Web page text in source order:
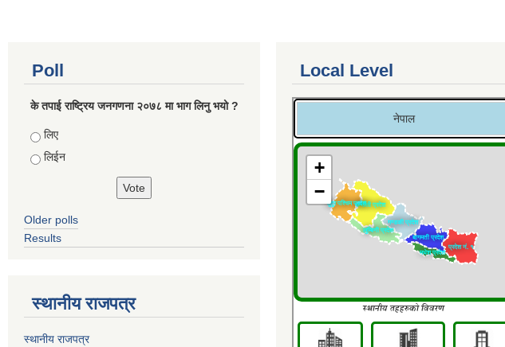
Poll
के तपाई राष्ट्रिय जनगणना २०७८ मा भाग लिनु भयो ?
Choices
लिए
लिईन
Older polls
Results
स्थानीय राजपत्र
स्थानीय राजपत्र
Local Level